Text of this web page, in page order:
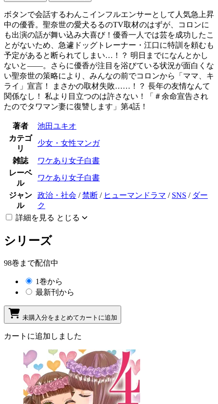
ボタンで会話するわんこインフルエンサーとして人気急上昇
中の優香。聖奈世の愛犬るるのTV取材のはずが、コロンに
も出演の話が舞い込み大喜び！優香一人では芸を成功したこ
とがないため、急遽ドッグトレーナー・江口に特訓を頼むも
予定があると断られてしまい…！？ 明日までになんとかし
ないと――。さらに優香が注目を浴びている状況が面白くな
い聖奈世の策略により、みんなの前でコロンから「ママ、キ
ライ」宣言！ まさかの取材失敗……！？ 長年の友情なんて
関係なし！ 私より目立つのは許さない！「＃余命宣告され
たのでタワマン妻に復讐します」第4話！
著者
池田ユキオ
カテゴ
リ
少女・女性マンガ
雑誌
ワケあり女子白書
レーベ
ル
ワケあり女子白書
ジャン
ル
政治・社会 /禁断 / ヒューマンドラマ / SNS / ダー
ク
詳細を見る とじる
シリーズ
98巻まで配信中
1巻から
最新刊から
未購入分をまとめてカートに追加
カートに追加しました